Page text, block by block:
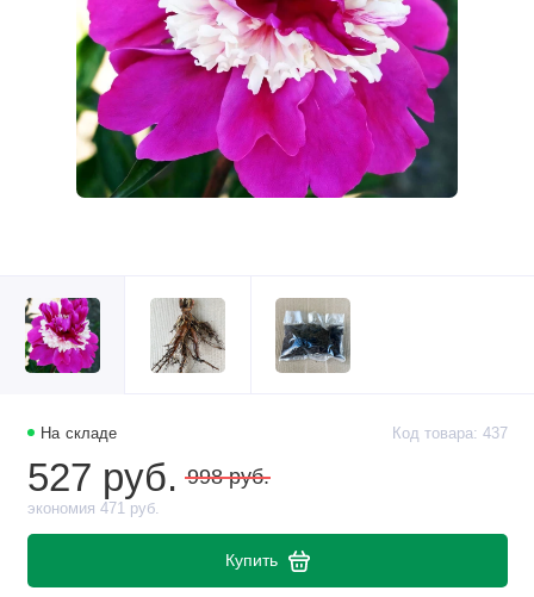
На складе Код товара: 437
527 руб. 998 руб.
экономия 471 руб.
Купить